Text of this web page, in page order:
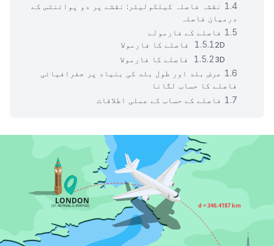
نقشہ فاصلہ کیلکولیٹر: نقشے پر دو پوائنٹس کے
درمیان فاصلہ
فاصلے کے فارمولے
2D فاصلے کا فارمولا
3D فاصلے کا فارمولا
عرض بلد اور طول بلد کی بنیاد پر جغرافیائی
فاصلے کا حساب لگانا
فاصلے کے حساب کے عملی اطلاقات